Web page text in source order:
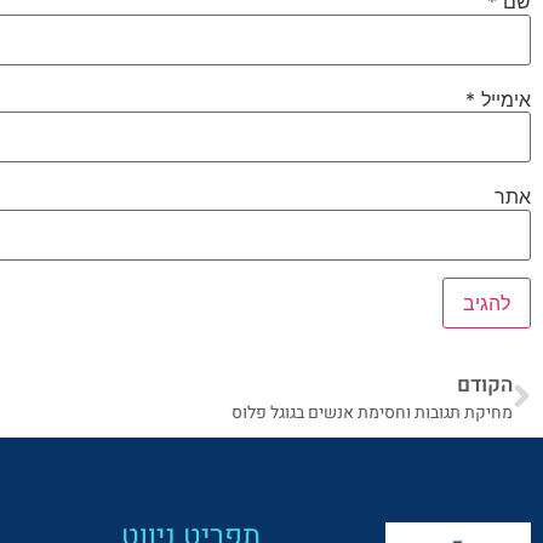
אימייל *
אתר
הקודם
מחיקת תגובות וחסימת אנשים בגוגל פלוס